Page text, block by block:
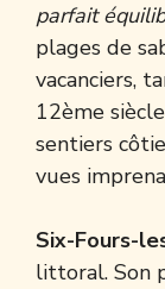
parfait
plages de
vacanciers,
12ème
sentiers
vues
Six-Fours-
littoral. Son